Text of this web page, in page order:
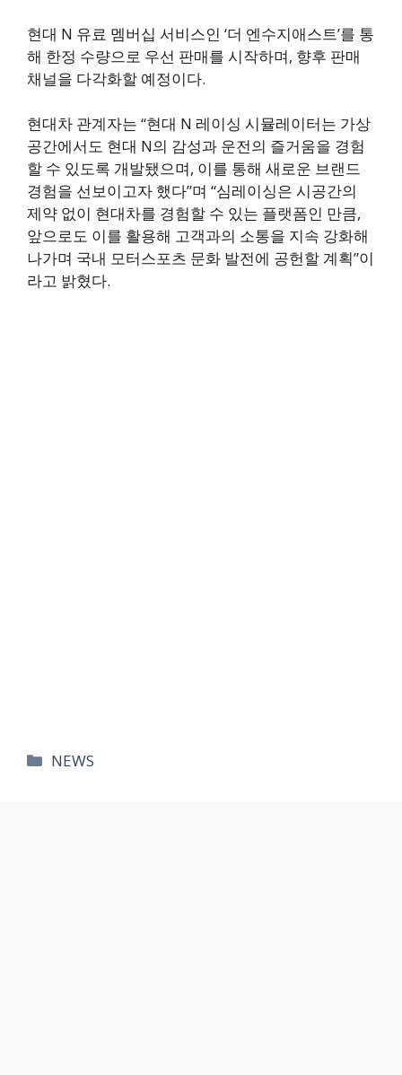
현대 N 유료 멤버십 서비스인 ‘더 엔수지애스트’를 통
해 한정 수량으로 우선 판매를 시작하며, 향후 판매
채널을 다각화할 예정이다.
현대차 관계자는 “현대 N 레이싱 시뮬레이터는 가상
공간에서도 현대 N의 감성과 운전의 즐거움을 경험
할 수 있도록 개발됐으며, 이를 통해 새로운 브랜드
경험을 선보이고자 했다”며 “심레이싱은 시공간의
제약 없이 현대차를 경험할 수 있는 플랫폼인 만큼,
앞으로도 이를 활용해 고객과의 소통을 지속 강화해
나가며 국내 모터스포츠 문화 발전에 공헌할 계획”이
라고 밝혔다.
카
NEWS